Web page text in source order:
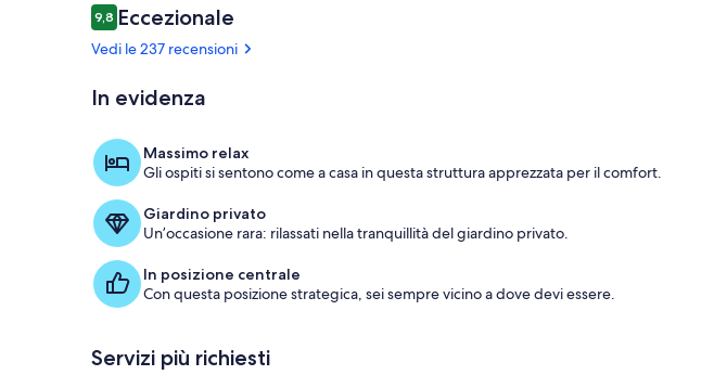
Recensioni
9,89,8 su 10
Eccezionale
Vedi le 237 recensioni
In evidenza
Massimo relax
Gli ospiti si sentono come a casa in questa struttura apprezzata per il comfort.
Giardino privato
Un’occasione rara: rilassati nella tranquillità del giardino privato.
In posizione centrale
Con questa posizione strategica, sei sempre vicino a dove devi essere.
Servizi più richiesti